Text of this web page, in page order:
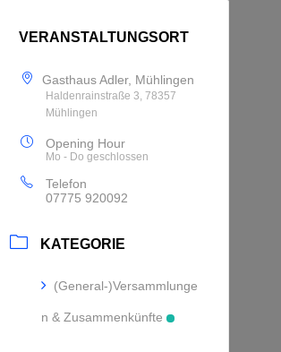
VERANSTALTUNGSORT
Gasthaus Adler, Mühlingen
Haldenrainstraße 3, 78357
Mühlingen
Opening Hour
Mo - Do geschlossen
Telefon
07775 920092
KATEGORIE
(General-)Versammlunge
n & Zusammenkünfte